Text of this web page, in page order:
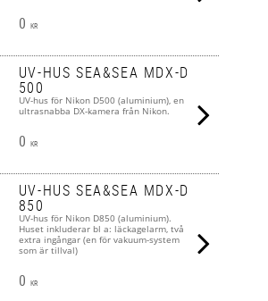
0 KR
UV-HUS SEA&SEA MDX-D
500
UV-hus för Nikon D500 (aluminium), en
ultrasnabba DX-kamera från Nikon.
0 KR
UV-HUS SEA&SEA MDX-D
850
UV-hus för Nikon D850 (aluminium).
Huset inkluderar bl a: läckagelarm, två
extra ingångar (en för vakuum-system
som är tillval)
0 KR